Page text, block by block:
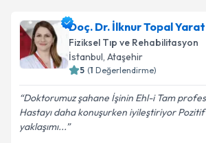
Uzm. Dr. Muhammet Ferahani
talebi oluşturun. Size bu uzmandan
için bir takvim hazırlandığında e-
bilgilendireceğiz.
E-posta Adresiniz
Doç. Dr. İlknur Topal Yarat
Fiziksel Tıp ve Rehabilitasyon
İstanbul, Ataşehir
5 (1 Değerlendirme)
Doktorumuz şahane İşinin Ehl-i Tam
Hastayı daha konuşurken iyileştiriyor Pozitif
yaklaşımı...